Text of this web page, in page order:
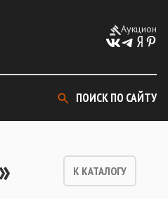
Аукцион
ПОИСК ПО САЙТУ
К КАТАЛОГУ